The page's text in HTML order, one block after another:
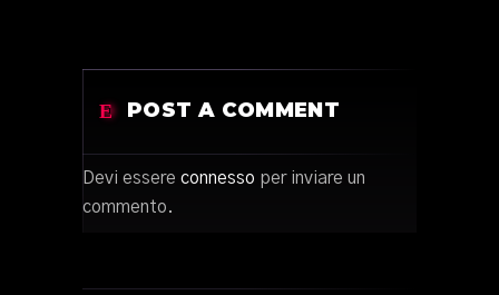
POST A COMMENT
Devi essere connesso per inviare un
commento.